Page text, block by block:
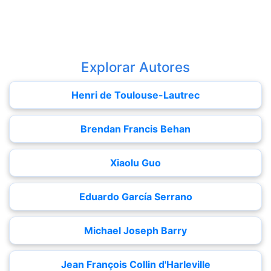
Explorar Autores
Henri de Toulouse-Lautrec
Brendan Francis Behan
Xiaolu Guo
Eduardo García Serrano
Michael Joseph Barry
Jean François Collin d'Harleville